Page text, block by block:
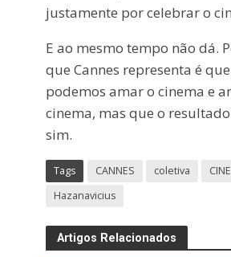
justamente por celebrar o
E ao mesmo tempo não dá.
que Cannes representa é
podemos amar o cinema e
cinema, mas que o
sim.
Tags CANNES coletiva
Hazanavicius
Artigos Relacionados